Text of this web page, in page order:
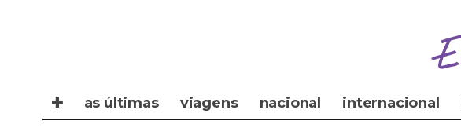
✚ as últimas viagens nacional internacional